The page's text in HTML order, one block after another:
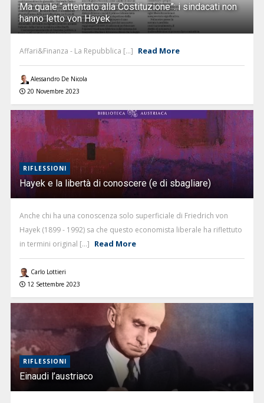
Ma quale “attentato alla Costituzione”: i sindacati non
hanno letto von Hayek
Affari&Finanza - La Repubblica [...] Read More
Alessandro De Nicola
20 Novembre 2023
RIFLESSIONI
Hayek e la libertà di conoscere (e di sbagliare)
Anche chi ha una conoscenza solo superficiale di Friedrich von
Hayek (1899 - 1992) sa che questo economista liberale ha riflettuto
in termini original [...] Read More
Carlo Lottieri
12 Settembre 2023
RIFLESSIONI
Einaudi l’austriaco